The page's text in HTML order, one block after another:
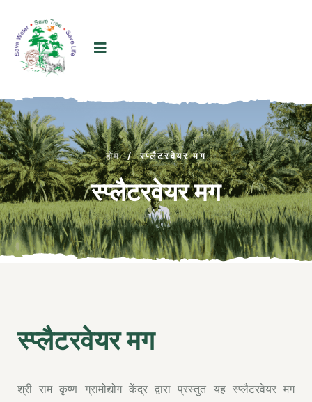
होम / स्प्लैटरवेयर मग
स्प्लैटरवेयर मग
स्प्लैटरवेयर मग
श्री राम कृष्ण ग्रामोद्योग केंद्र द्वारा प्रस्तुत यह स्प्लैटरवेयर मग